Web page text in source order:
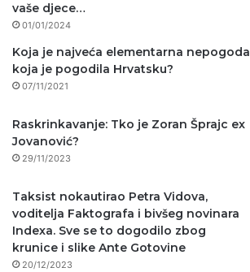
vaše djece…
01/01/2024
Koja je najveća elementarna nepogoda
koja je pogodila Hrvatsku?
07/11/2021
Raskrinkavanje: Tko je Zoran Šprajc ex
Jovanović?
29/11/2023
Taksist nokautirao Petra Vidova,
voditelja Faktografa i bivšeg novinara
Indexa. Sve se to dogodilo zbog
krunice i slike Ante Gotovine
20/12/2023